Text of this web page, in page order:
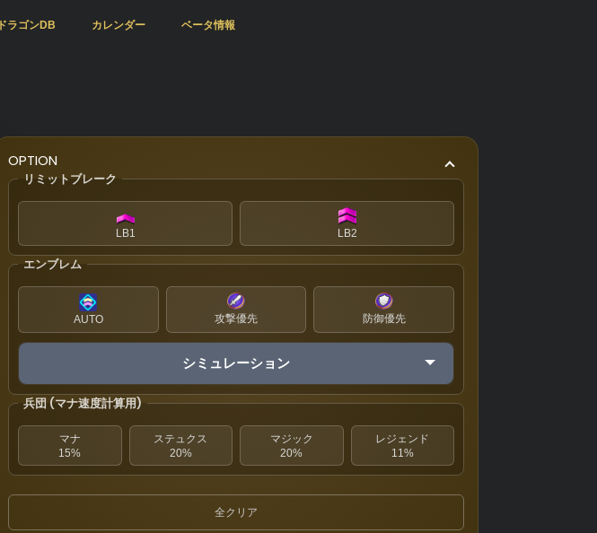
ドラゴンDB カレンダー ベータ情報
OPTION
リミットブレーク
LB1 LB2
エンブレム
AUTO 攻撃優先 防御優先
シミュレーション
兵団 (マナ速度計算用)
マナ
15%
ステュクス
20%
マジック
20%
レジェンド
11%
全クリア